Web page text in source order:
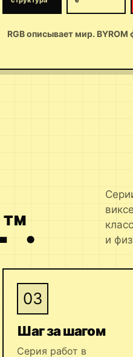
RGB описывает мир.
и
03
Шаг за шагом
Серия работ в